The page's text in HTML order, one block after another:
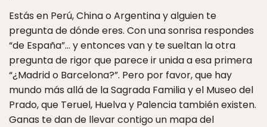
Estás en Perú, China o Argentina y alguien te
pregunta de dónde eres. Con una sonrisa respondes
“de España”… y entonces van y te sueltan la otra
pregunta de rigor que parece ir unida a esa primera
“¿Madrid o Barcelona?”. Pero por favor, que hay
mundo más allá de la Sagrada Familia y el Museo del
Prado, que Teruel, Huelva y Palencia también existen.
Ganas te dan de llevar contigo un mapa del